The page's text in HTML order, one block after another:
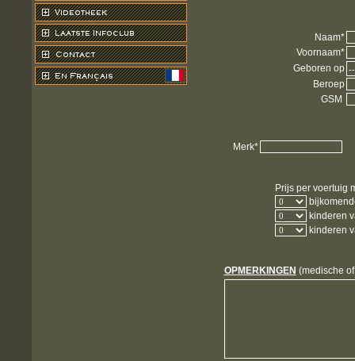
Naam*
Voornaam*
Geboren op
Beroep
GSM
Merk*
Prijs per voertuig
kinderen
kinderen
OPMERKINGEN (medische